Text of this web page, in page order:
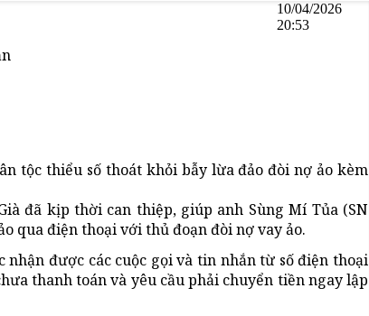
10/04/2026
20:53
tộc thiểu số thoát khỏi bẫy lừa đảo đòi nợ ảo kèm
đã kịp thời can thiệp, giúp anh Sùng Mí Tủa (SN
qua điện thoại với thủ đoạn đòi nợ vay ảo.
nhận được các cuộc gọi và tin nhắn từ số điện thoại
thanh toán và yêu cầu phải chuyển tiền ngay lập